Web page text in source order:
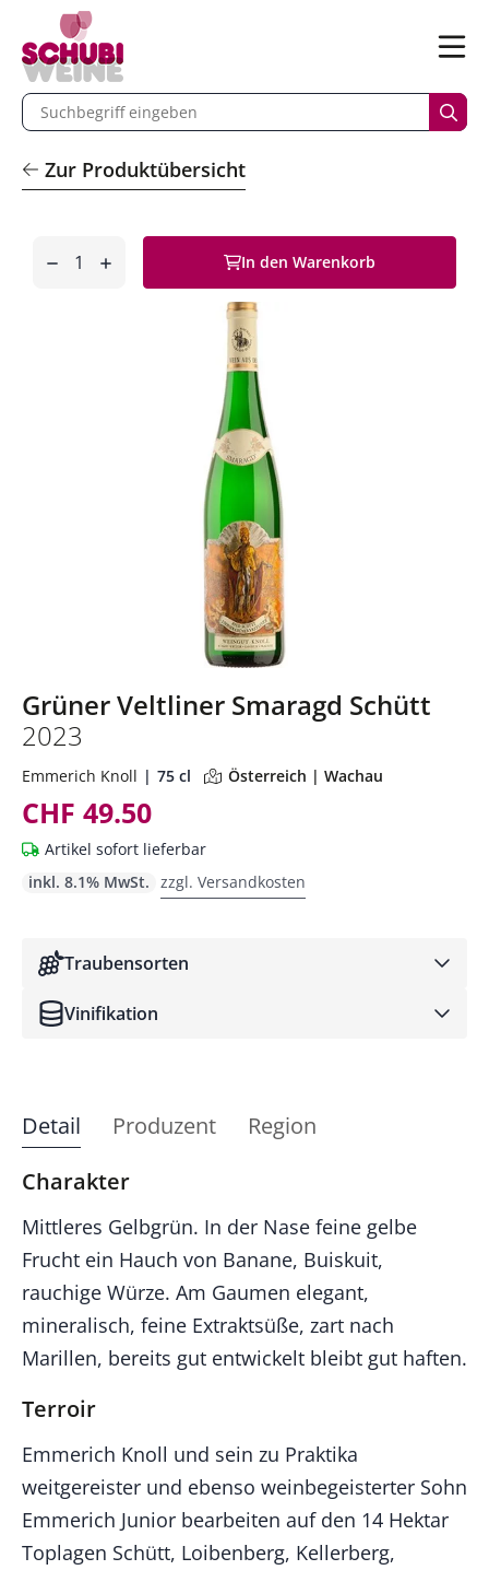
Menü
eingeben
Zur Produktübersicht
In den Warenkorb
Grüner Veltliner Smaragd Schütt
2023
Emmerich Knoll 75 cl Österreich | Wachau
CHF 49.50
Artikel sofort lieferbar
inkl. 8.1% MwSt. zzgl. Versandkosten
Traubensorten
Vinifikation
Detail Produzent
Region
Charakter
Mittleres Gelbgrün. In der Nase feine gelbe
Frucht ein Hauch von Banane, Buiskuit,
rauchige Würze. Am Gaumen elegant,
mineralisch, feine Extraktsüße, zart nach
Marillen, bereits gut entwickelt bleibt gut haften.
Terroir
Emmerich Knoll und sein zu Praktika
weitgereister und ebenso weinbegeisterter Sohn
Emmerich Junior bearbeiten auf den 14 Hektar
Toplagen Schütt, Loibenberg, Kellerberg,